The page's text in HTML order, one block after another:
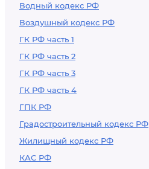
Водный кодекс РФ
Воздушный кодекс РФ
ГК РФ часть 1
ГК РФ часть 2
ГК РФ часть 3
ГК РФ часть 4
ГПК РФ
Градостроительный кодекс РФ
Жилищный кодекс РФ
КАС РФ